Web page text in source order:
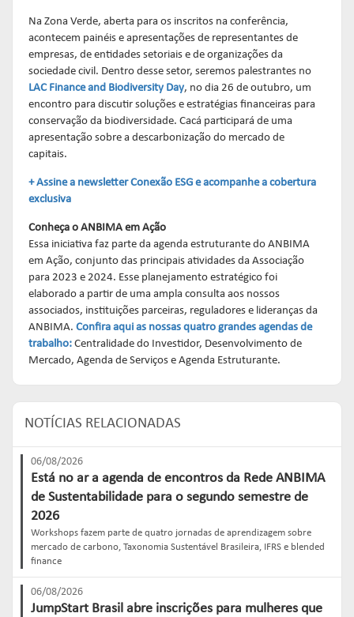
Na Zona Verde, aberta para os inscritos na conferência,
acontecem painéis e apresentações de representantes de
empresas, de entidades setoriais e de organizações da
sociedade civil. Dentro desse setor, seremos palestrantes no
LAC Finance and Biodiversity Day, no dia 26 de outubro, um
encontro para discutir soluções e estratégias financeiras para
conservação da biodiversidade. Cacá participará de uma
apresentação sobre a descarbonização do mercado de
capitais.
+ Assine a newsletter Conexão ESG e acompanhe a cobertura
exclusiva
Conheça o ANBIMA em Ação
Essa iniciativa faz parte da agenda estruturante do ANBIMA
em Ação, conjunto das principais atividades da Associação
para 2023 e 2024. Esse planejamento estratégico foi
elaborado a partir de uma ampla consulta aos nossos
associados, instituições parceiras, reguladores e lideranças da
ANBIMA. Confira aqui as nossas quatro grandes agendas de
trabalho: Centralidade do Investidor, Desenvolvimento de
Mercado, Agenda de Serviços e Agenda Estruturante.
NOTÍCIAS RELACIONADAS
06/08/2026
Está no ar a agenda de encontros da Rede ANBIMA
de Sustentabilidade para o segundo semestre de
2026
Workshops fazem parte de quatro jornadas de aprendizagem sobre
mercado de carbono, Taxonomia Sustentável Brasileira, IFRS e blended
finance
06/08/2026
JumpStart Brasil abre inscrições para mulheres que